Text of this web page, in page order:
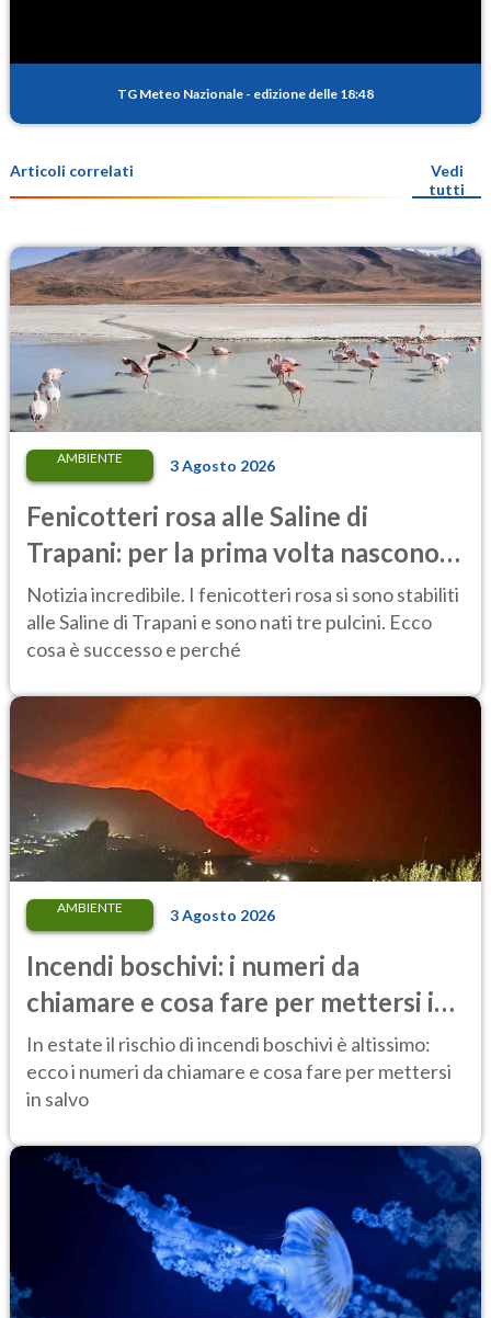
TG Meteo Nazionale - edizione delle 18:48
Articoli correlati
Vedi
tutti
AMBIENTE 3 Agosto 2026
Fenicotteri rosa alle Saline di
Trapani: per la prima volta nascono
tre pulcini nella riserva
Notizia incredibile. I fenicotteri rosa si sono stabiliti
alle Saline di Trapani e sono nati tre pulcini. Ecco
cosa è successo e perché
AMBIENTE 3 Agosto 2026
Incendi boschivi: i numeri da
chiamare e cosa fare per mettersi in
salvo
In estate il rischio di incendi boschivi è altissimo:
ecco i numeri da chiamare e cosa fare per mettersi
in salvo